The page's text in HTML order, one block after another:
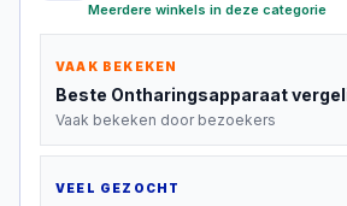
Meerdere winkels in deze categorie
VAAK BEKEKEN
Beste Ontharingsapparaat
Vaak bekeken door bezoekers
VEEL GEZOCHT